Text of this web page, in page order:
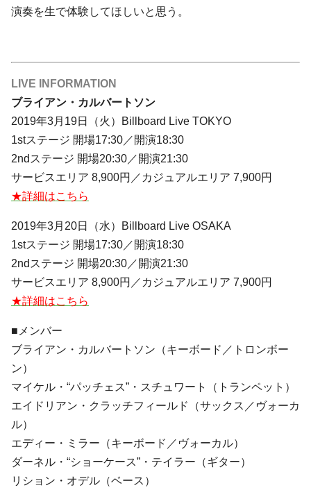
演奏を生で体験してほしいと思う。
LIVE INFORMATION
ブライアン・カルバートソン
2019年3月19日（火）Billboard Live TOKYO
1stステージ 開場17:30／開演18:30
2ndステージ 開場20:30／開演21:30
サービスエリア 8,900円／カジュアルエリア 7,900円
★詳細はこちら
2019年3月20日（水）Billboard Live OSAKA
1stステージ 開場17:30／開演18:30
2ndステージ 開場20:30／開演21:30
サービスエリア 8,900円／カジュアルエリア 7,900円
★詳細はこちら
■メンバー
ブライアン・カルバートソン（キーボード／トロンボー
ン）
マイケル・“パッチェス”・スチュワート（トランペット）
エイドリアン・クラッチフィールド（サックス／ヴォーカ
ル）
エディー・ミラー（キーボード／ヴォーカル）
ダーネル・“ショーケース”・テイラー（ギター）
リション・オデル（ベース）